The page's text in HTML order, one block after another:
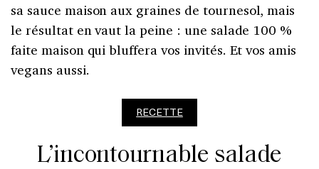
sa sauce maison aux graines de tournesol, mais
le résultat en vaut la peine : une salade 100 %
faite maison qui bluffera vos invités. Et vos amis
vegans aussi.
RECETTE
L’incontournable salade